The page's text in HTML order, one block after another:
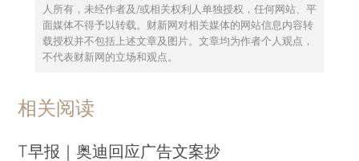
人所有，未经作者及/或相关权利人单独授权，任何网站、平
面媒体不得予以转载。财新网对相关媒体的网站信息内容转
载授权并不包括上述文章及图片。文章均为作者个人观点，
不代表财新网的立场和观点。
相关阅读
T早报｜奥迪回应广告文案抄